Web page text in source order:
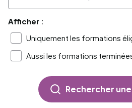
Afficher :
Uniquement les formations
Aussi les formations
Rechercher